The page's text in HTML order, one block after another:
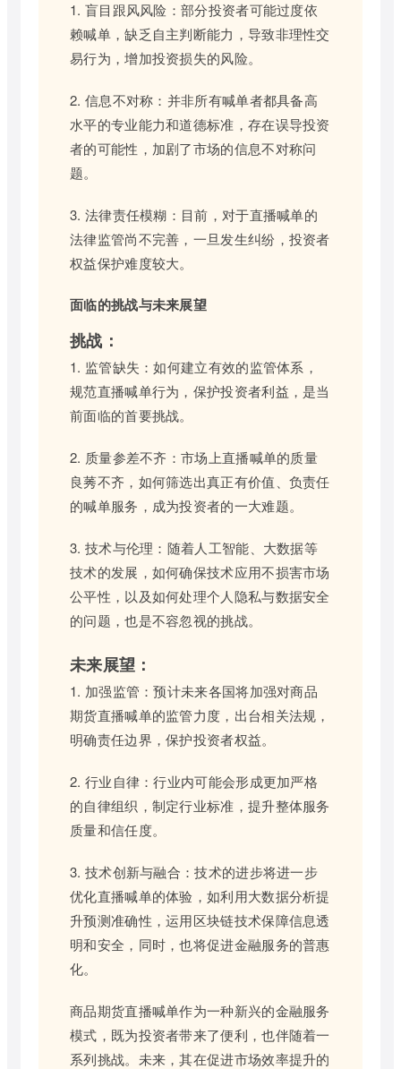
1. 盲目跟风风险：部分投资者可能过度依
赖喊单，缺乏自主判断能力，导致非理性交
易行为，增加投资损失的风险。
2. 信息不对称：并非所有喊单者都具备高
水平的专业能力和道德标准，存在误导投资
者的可能性，加剧了市场的信息不对称问
题。
3. 法律责任模糊：目前，对于直播喊单的
法律监管尚不完善，一旦发生纠纷，投资者
权益保护难度较大。
面临的挑战与未来展望
挑战：
1. 监管缺失：如何建立有效的监管体系，
规范直播喊单行为，保护投资者利益，是当
前面临的首要挑战。
2. 质量参差不齐：市场上直播喊单的质量
良莠不齐，如何筛选出真正有价值、负责任
的喊单服务，成为投资者的一大难题。
3. 技术与伦理：随着人工智能、大数据等
技术的发展，如何确保技术应用不损害市场
公平性，以及如何处理个人隐私与数据安全
的问题，也是不容忽视的挑战。
未来展望：
1. 加强监管：预计未来各国将加强对商品
期货直播喊单的监管力度，出台相关法规，
明确责任边界，保护投资者权益。
2. 行业自律：行业内可能会形成更加严格
的自律组织，制定行业标准，提升整体服务
质量和信任度。
3. 技术创新与融合：技术的进步将进一步
优化直播喊单的体验，如利用大数据分析提
升预测准确性，运用区块链技术保障信息透
明和安全，同时，也将促进金融服务的普惠
化。
商品期货直播喊单作为一种新兴的金融服务
模式，既为投资者带来了便利，也伴随着一
系列挑战。未来，其在促进市场效率提升的